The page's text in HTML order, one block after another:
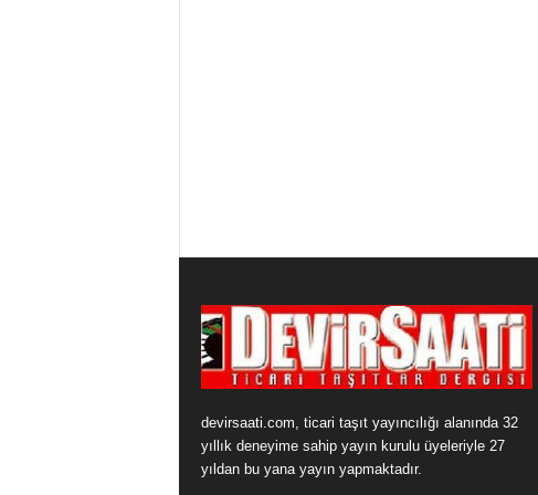
devirsaati.com, ticari taşıt yayıncılığı alanında 32
yıllık deneyime sahip yayın kurulu üyeleriyle 27
yıldan bu yana yayın yapmaktadır.